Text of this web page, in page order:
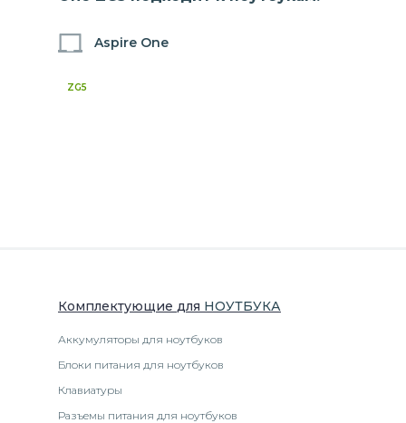
Aspire One
ZG5
Комплектующие для НОУТБУКА
Аккумуляторы для ноутбуков
Блоки питания для ноутбуков
Клавиатуры
Разъемы питания для ноутбуков